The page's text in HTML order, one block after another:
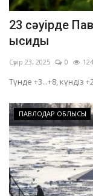
23 сәуірде
ысиды
Сәуір 23, 2025 0 124
Түнде +3...+8, күндіз
ПАВЛОДАР ОБЛЫСЫ